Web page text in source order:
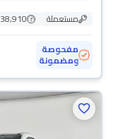
مستعملة 38,910 كم
مفحوصة
ومضمونة